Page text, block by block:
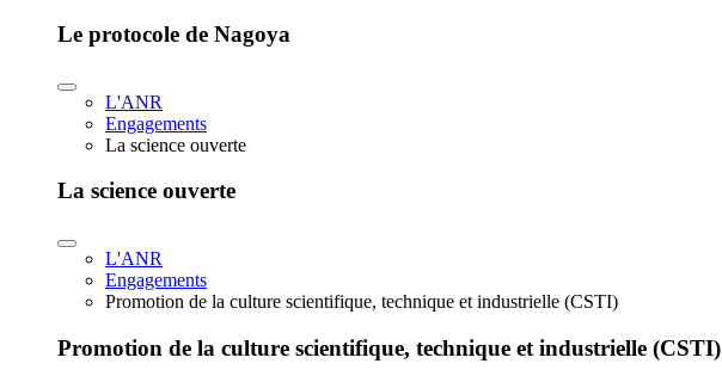
Le protocole de Nagoya
L'ANR
Engagements
La science ouverte
La science ouverte
L'ANR
Engagements
Promotion de la culture scientifique, technique et industrielle (CSTI)
Promotion de la culture scientifique, technique et industrielle (CSTI)